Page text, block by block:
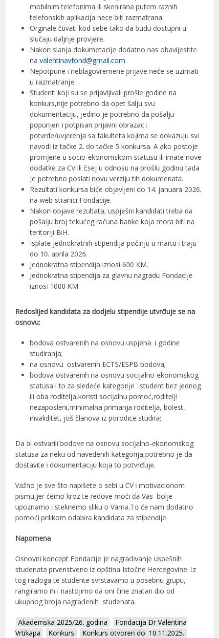
mobilnim telefonima ili skenirana putem raznih
telefonskih aplikacija nece biti razmatrana.
Orginale čuvati kod sebe tako da budu dostupni u
slučaju daljnje provjere.
Nakon slanja dokumetacije dodatno nas obavijestite
navalentinavfond@gmail.com
Nepotpune i neblagovremene prijave neće se uzimati
u razmatranje.
Studenti koji su se prijavljivali prošle godine na
konkurs,nije potrebno da opet šalju svu
dokumentaciju, jedino je potrebno da pošalju
popunjen i potpisan prijavni obrazac i
potvrde/uvjerenja sa fakulteta kojima se dokazuju svi
navodi iz tačke 2. do tačke 5 konkursa. A ako postoje
promjene u socio-ekonomskom statusu ili imate nove
dodatke za CV ili Esej u odnosu na prošlu godinu tada
je potrebno poslati novu verziju tih dokumenata.
Rezultati konkursa biće objavljeni do 14. januara 2026.
na web stranici Fondacije.
Nakon objave rezultata, uspješni kandidati treba da
pošalju broj tekućeg računa banke koja mora biti na
teritoriji BiH.
Isplate jednokratnih stipendija počinju u martu i traju
do 10. aprila 2026.
Jednokratna stipendija iznosi 600 KM.
Jednokratna stipendija za glavnu nagradu Fondacije
iznosi 1000 KM.
Redoslijed kandidata za dodjelu stipendije utvrđuje se na
osnovu:
bodova ostvarenih na osnovu uspjeha i godine
studiranja;
na osnovu ostvarenih ECTS/ESPB bodova;
bodova ostvarenih na osnovu socijalno-ekonomskog
statusa i to za sledeće kategorije : student bez jednog
ili oba roditelja,koristi socijalnu pomoć,roditelji
nezaposleni,minimalna primanja roditelja, bolest,
invaliditet, još članova iz porodice studira;
Da bi ostvarili bodove na osnovu socijalno-ekonomskog
statusa za neku od navedenih kategorija,potrebno je da
dostavite i dokumentaciju koja to potvrđuje.
Važno je sve što napišete o sebi u CV i motivacionom
pismu,jer ćemo kroz te redove moći da Vas bolje
upoznamo i steknemo sliku o Vama.To će nam dodatno
pomoći prilikom odabira kandidata za stipendije.
Napomena
Osnovni koncept Fondacije je nagrađivanje uspešnih
studenata prvenstveno iz opština Istočne Hercegovine. Iz
tog razloga te studente svrstavamo u posebnu grupu,
rangiramo ih i nastojimo da oni čine znatan dio od
ukupnog broja nagrađenih studenata.
Akademska 2025/26. godina
Fondacija Dr Valentina
Vrtikapa
Konkurs
Konkurs otvoren do: 10.11.2025.